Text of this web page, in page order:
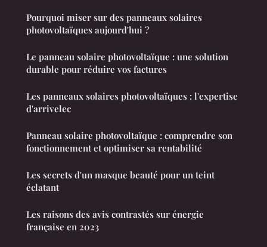
Pourquoi miser sur des panneaux solaires
photovoltaïques aujourd'hui ?
Le panneau solaire photovoltaïque : une solution
durable pour réduire vos factures
Les panneaux solaires photovoltaïques : l'expertise
d'arrivelec
Panneau solaire photovoltaïque : comprendre son
fonctionnement et optimiser sa rentabilité
Les secrets d'un masque beauté pour un teint
éclatant
Les raisons des avis contrastés sur énergie
française en 2023